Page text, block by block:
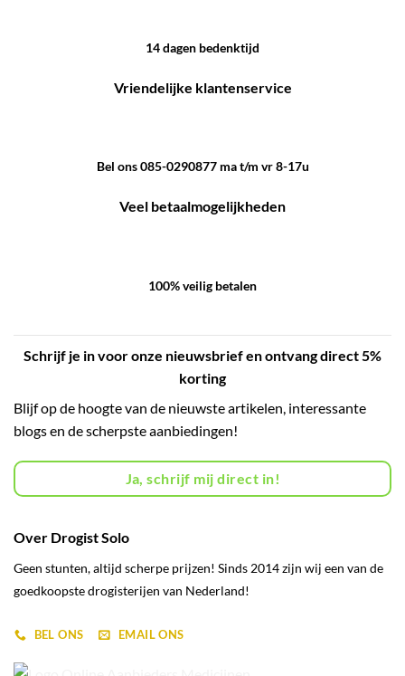
14 dagen bedenktijd
Vriendelijke klantenservice
Bel ons 085-0290877 ma t/m vr 8-17u
Veel betaalmogelijkheden
100% veilig betalen
Schrijf je in voor onze nieuwsbrief en ontvang direct 5%
korting
Blijf op de hoogte van de nieuwste artikelen, interessante
blogs en de scherpste aanbiedingen!
Ja, schrijf mij direct in!
Over Drogist Solo
Geen stunten, altijd scherpe prijzen! Sinds 2014 zijn wij een van de
goedkoopste drogisterijen van Nederland!
BEL ONS EMAIL ONS